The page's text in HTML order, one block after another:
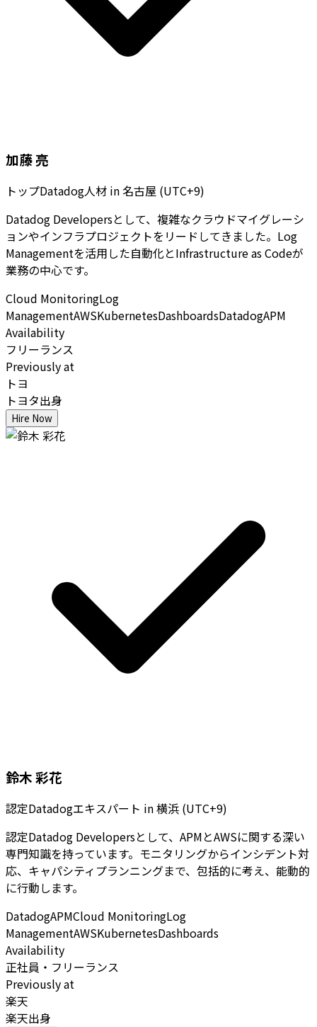
加藤 亮
トップDatadog人材 in 名古屋 (UTC+9)
Datadog Developersとして、複雑なクラウドマイグレーシ
ョンやインフラプロジェクトをリードしてきました。Log
Managementを活用した自動化とInfrastructure as Codeが
業務の中心です。
Cloud MonitoringLog
ManagementAWSKubernetesDashboardsDatadogAPM
Availability
フリーランス
Previously at
トヨ
トヨタ出身
Hire Now
鈴木 彩花
認定Datadogエキスパート in横浜 (UTC+9)
認定Datadog Developersとして、APMとAWSに関する深い
専門知識を持っています。モニタリングからインシデント対
応、キャパシティプランニングまで、包括的に考え、能動的
に行動します。
DatadogAPMCloud MonitoringLog
ManagementAWSKubernetesDashboards
Availability
正社員・フリーランス
Previously at
楽天
楽天出身